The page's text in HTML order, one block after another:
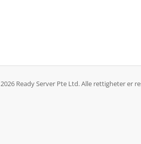
Ready Server Pte Ltd. Alle rettigheter er